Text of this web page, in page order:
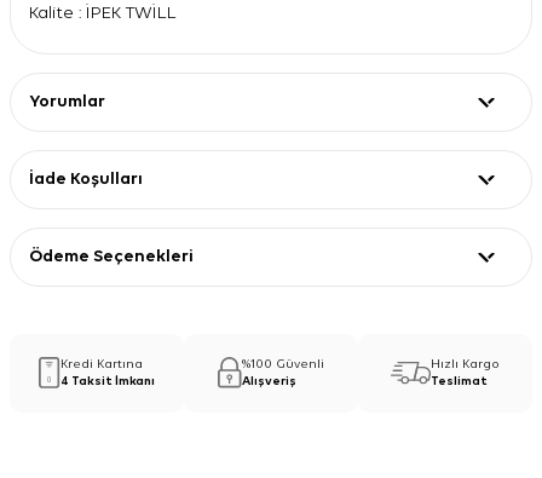
Kalite : İPEK TWİLL
Yorumlar
İade Koşulları
Ödeme Seçenekleri
Kredi Kartına
4 Taksit İmkanı
%100 Güvenli
Alışveriş
Hızlı Kargo
Teslimat